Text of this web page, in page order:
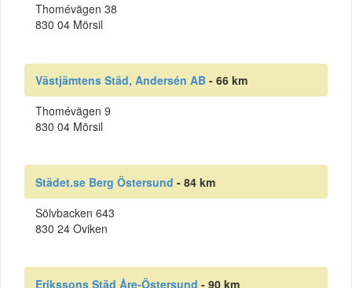
Thomévägen 38
830 04 Mörsil
Västjämtens Städ, Andersén AB - 66 km
Thomévägen 9
830 04 Mörsil
Städet.se Berg Östersund - 84 km
Sölvbacken 643
830 24 Oviken
Erikssons Städ Åre-Östersund - 90 km